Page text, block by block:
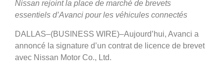
Nissan rejoint la place de marché de brevets
essentiels d’Avanci pour les véhicules connectés
DALLAS–(BUSINESS WIRE)–Aujourd’hui, Avanci a
annoncé la signature d’un contrat de licence de brevet
avec Nissan Motor Co., Ltd.